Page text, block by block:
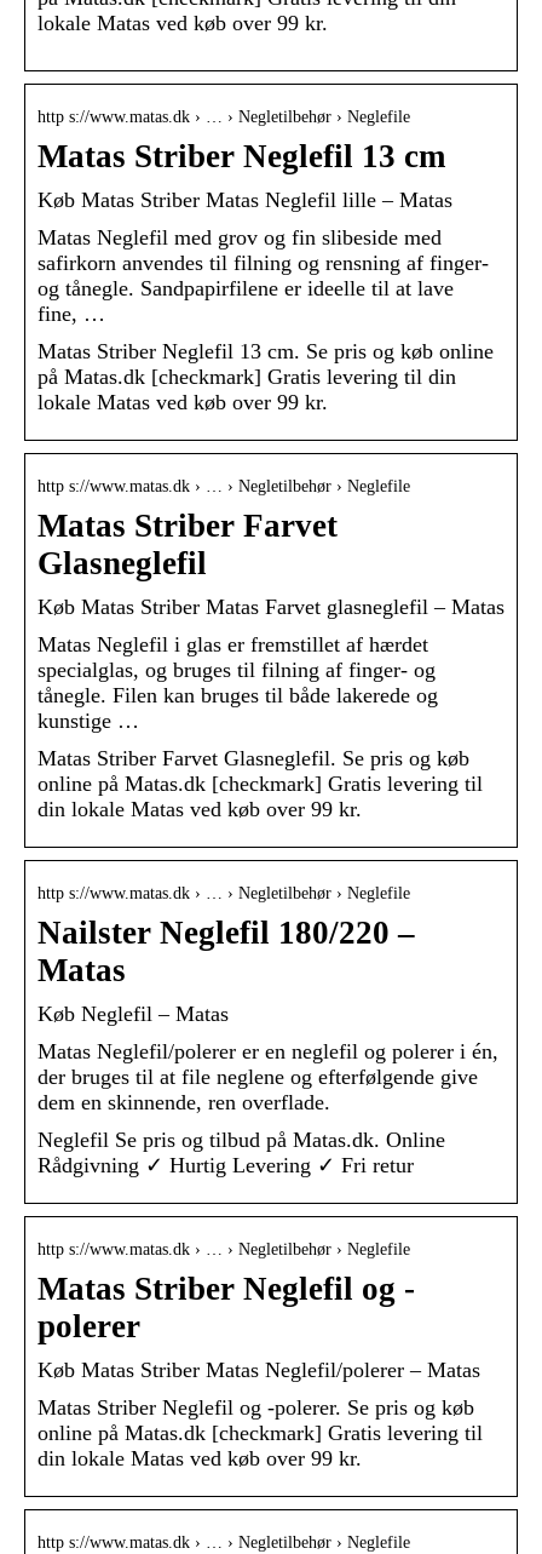
lokale Matas ved køb over 99 kr.
http s://www.matas.dk › … › Negletilbehør › Neglefile
Matas Striber Neglefil 13 cm
Køb Matas Striber Matas Neglefil lille – Matas
Matas Neglefil med grov og fin slibeside med
safirkorn anvendes til filning og rensning af finger-
og tånegle. Sandpapirfilene er ideelle til at lave
fine, …
Matas Striber Neglefil 13 cm. Se pris og køb online
på Matas.dk [checkmark] Gratis levering til din
lokale Matas ved køb over 99 kr.
http s://www.matas.dk › … › Negletilbehør › Neglefile
Matas Striber Farvet
Glasneglefil
Køb Matas Striber Matas Farvet glasneglefil – Matas
Matas Neglefil i glas er fremstillet af hærdet
specialglas, og bruges til filning af finger- og
tånegle. Filen kan bruges til både lakerede og
kunstige …
Matas Striber Farvet Glasneglefil. Se pris og køb
online på Matas.dk [checkmark] Gratis levering til
din lokale Matas ved køb over 99 kr.
http s://www.matas.dk › … › Negletilbehør › Neglefile
Nailster Neglefil 180/220 –
Matas
Køb Neglefil – Matas
Matas Neglefil/polerer er en neglefil og polerer i én,
der bruges til at file neglene og efterfølgende give
dem en skinnende, ren overflade.
Neglefil Se pris og tilbud på Matas.dk. Online
Rådgivning ✓ Hurtig Levering ✓ Fri retur
http s://www.matas.dk › … › Negletilbehør › Neglefile
Matas Striber Neglefil og -
polerer
Køb Matas Striber Matas Neglefil/polerer – Matas
Matas Striber Neglefil og -polerer. Se pris og køb
online på Matas.dk [checkmark] Gratis levering til
din lokale Matas ved køb over 99 kr.
http s://www.matas.dk › … › Negletilbehør › Neglefile